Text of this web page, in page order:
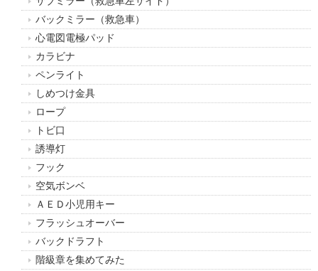
バックミラー（救急車）
心電図電極パッド
カラビナ
ペンライト
しめつけ金具
ロープ
トビ口
誘導灯
フック
空気ボンベ
ＡＥＤ小児用キー
フラッシュオーバー
バックドラフト
階級章を集めてみた